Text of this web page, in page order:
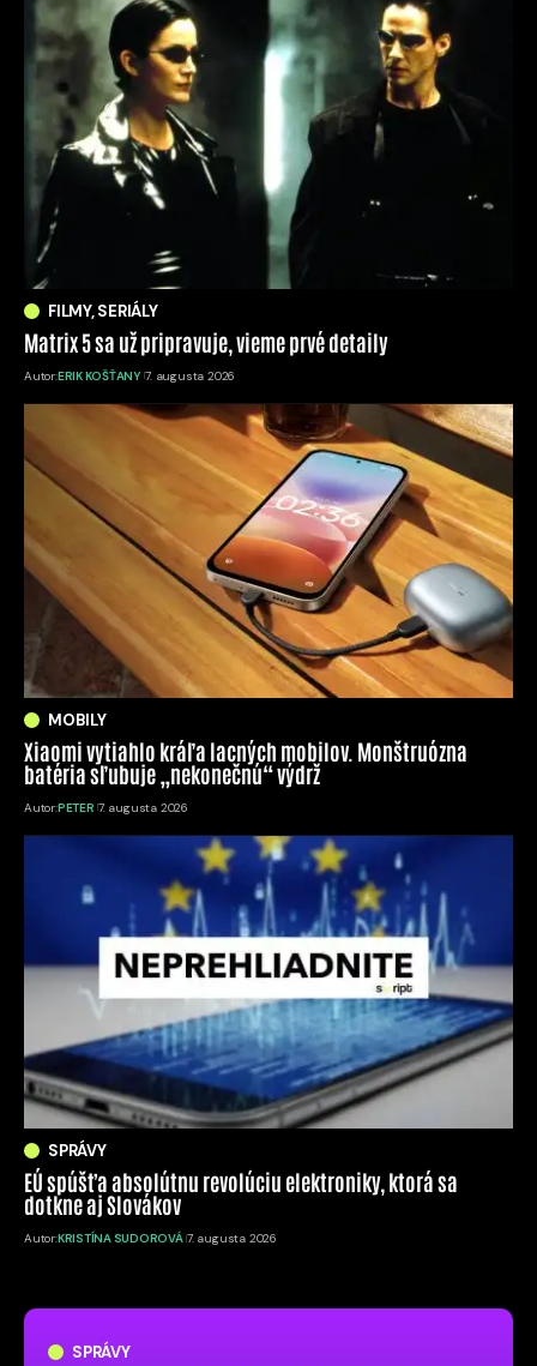
SPRÁVY
FILMY, SERIÁLY
Matrix 5 sa už pripravuje, vieme prvé detaily
Autor:ERIK KOŠŤANY 7. augusta 2026
MOBILY
Xiaomi vytiahlo kráľa lacných mobilov. Monštruózna
batéria sľubuje „nekonečnú“ výdrž
Autor:PETER 7. augusta 2026
SPRÁVY
EÚ spúšťa absolútnu revolúciu elektroniky, ktorá sa
dotkne aj Slovákov
Autor:KRISTÍNA SUDOROVÁ 7. augusta 2026